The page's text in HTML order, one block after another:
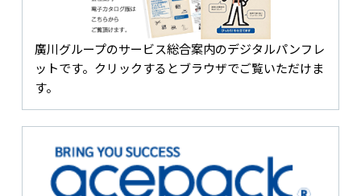
廣川グループのサービス総合案内のデジタルパンフレ
ットです。クリックするとブラウザでご覧いただけま
す。